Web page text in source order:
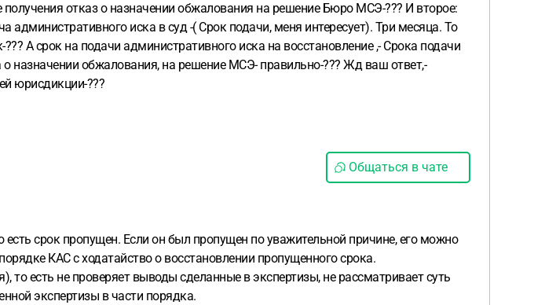
отказ о назначении обжалования на решение Бюро МСЭ-??? И второе:
иска в суд -( Срок подачи, меня интересует). Три месяца. То
А срок на подачи административного иска на восстановление ,- Срока подачи
назначении обжалования, на решение МСЭ- правильно-??? Жд ваш ответ,-
юрисдикции-???
Общаться в чате
срок пропущен. Если он был пропущен по уважительной причине, его можно
КАС с ходатайство о восстановлении пропущенного срока.
есть не проверяет выводы сделанные в экспертизы, не рассматривает суть
экспертизы в части порядка.